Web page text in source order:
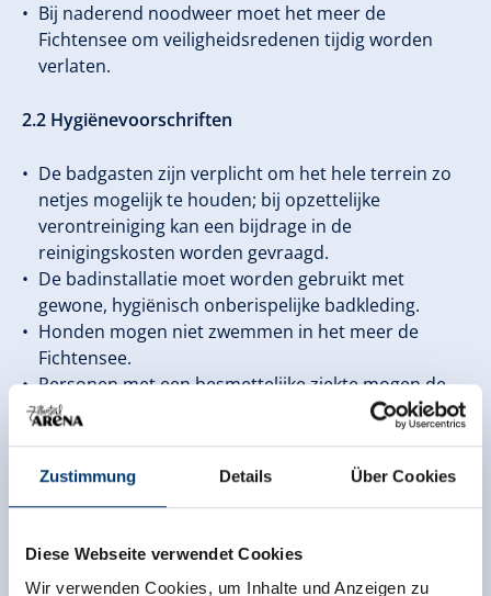
Zustimmung Details Über Cookies
Diese Webseite verwendet Cookies
Wir verwenden Cookies, um Inhalte und Anzeigen zu
Bij naderend noodweer moet het meer de
Fichtensee om veiligheidsredenen tijdig worden
verlaten.
2.2 Hygiënevoorschriften
De badgasten zijn verplicht om het hele terrein zo
netjes mogelijk te houden; bij opzettelijke
verontreiniging kan een bijdrage in de
reinigingskosten worden gevraagd.
De badinstallatie moet worden gebruikt met
gewone, hygiënisch onberispelijke badkleding.
Honden mogen niet zwemmen in het meer de
Fichtensee.
Personen met een besmettelijke ziekte mogen de
badinstallatie niet bezoeken.
Het gebruik van zeep, shampoos of wasmiddelen en
het wassen van badkleding in het meer de
Fichtensee is verboden.
Afval moet in de daarvoor bestemde
afvalcontainers worden gegooid..